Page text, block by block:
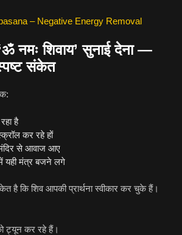
– Negative Energy Removal
नमः शिवाय’ सुनाई देना —
संकेत
है
कर रहे हों
से आवाज आए
यही मंत्र बजने लगे
है कि शिव आपकी प्रार्थना स्वीकार कर चुके हैं।
ट्यून कर रहे हैं।